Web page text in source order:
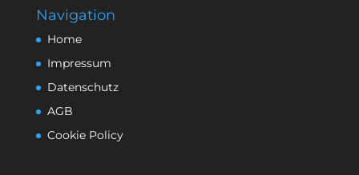
Navigation
Home
Impressum
Datenschutz
AGB
Cookie Policy